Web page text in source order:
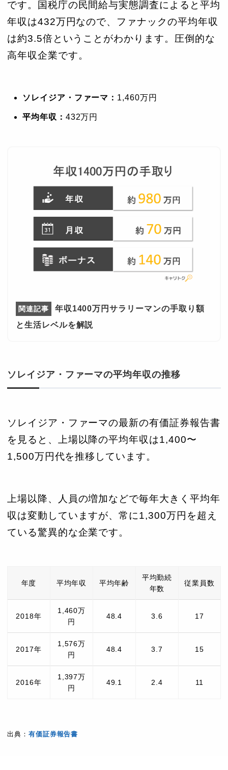
です。国税庁の民間給与実態調査によると平均
年収は432万円なので、ファナックの平均年収
は約3.5倍ということがわかります。圧倒的な
高年収企業です。
ソレイジア・ファーマ： 1,460万円
平均年収： 432万円
年収1400万円サラリーマンの手取り額
と生活レベルを解説
ソレイジア・ファーマの平均年収の推移
ソレイジア・ファーマの最新の有価証券報告書
を見ると、上場以降の平均年収は1,400〜
1,500万円代を推移しています。
上場以降、人員の増加などで毎年大きく平均年
収は変動していますが、常に1,300万円を超え
ている驚異的な企業です。
年度 平均年収 平均年齢
平均勤続
年数
従業員数
2018年
1,460万
円
48.4 3.6 17
2017年
1,576万
円
48.4 3.7 15
2016年
1,397万
円
49.1 2.4 11
出典： 有価証券報告書